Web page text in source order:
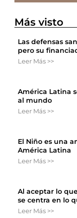
Más visto
Las defensas
pero su
Leer Más >>
América Latina
al mundo
Leer Más >>
El Niño es una
América Latina
Leer Más >>
Al aceptar lo
se centra en lo
Leer Más >>